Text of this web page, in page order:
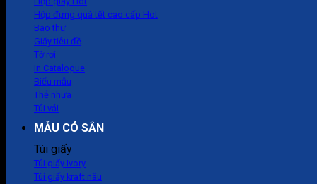
Hộp đựng quà tết cao cấp
Bao thư
Giấy tiêu đề
Tờ rơi
In Catalogue
Biểu mẫu
Thẻ nhựa
Túi vải
MẪU CÓ SẴN
Túi giấy
Túi giấy Ivory
Túi giấy kraft nâu